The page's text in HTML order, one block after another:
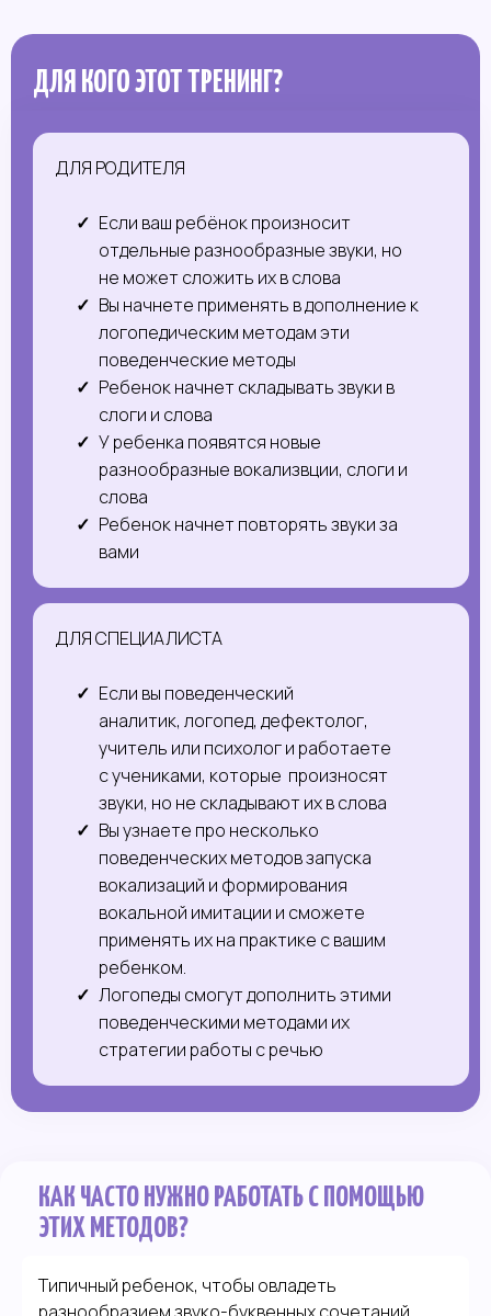
ДЛЯ КОГО ЭТОТ ТРЕНИНГ?
ДЛЯ РОДИТЕЛЯ
Если ваш ребёнок произносит
отдельные разнообразные звуки, но
не может сложить их в слова
Вы начнете применять в дополнение к
логопедическим методам эти
поведенческие методы
Ребенок начнет складывать звуки в
слоги и слова
У ребенка появятся новые
разнообразные вокализвции, слоги и
слова
Ребенок начнет повторять звуки за
вами
ДЛЯ СПЕЦИАЛИСТА
Если вы поведенческий
аналитик, логопед, дефектолог,
учитель или психолог и работаете
с учениками, которые произносят
звуки, но не складывают их в слова
Вы узнаете про несколько
поведенческих методов запуска
вокализаций и формирования
вокальной имитации и сможете
применять их на практике с вашим
ребенком.
Логопеды смогут дополнить этими
поведенческими методами их
стратегии работы с речью
КАК ЧАСТО НУЖНО РАБОТАТЬ С ПОМОЩЬЮ
ЭТИХ МЕТОДОВ?
Типичный ребенок, чтобы овладеть
разнообразием звуко-буквенных сочетаний,